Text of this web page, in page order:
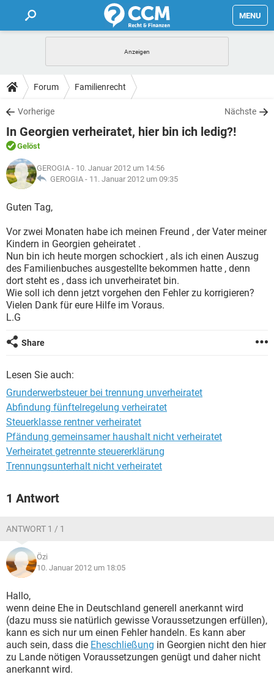
MENU
FORUM
TIPPS
LEXIKON
Forum Familienrecht
Vorherige Nächste
In Georgien verheiratet, hier bin ich ledig?!
Gelöst
GEROGIA - 10. Januar 2012 um 14:56
GEROGIA - 11. Januar 2012 um 09:35
Guten Tag,
Vor zwei Monaten habe ich meinen Freund , der Vater meiner
Kindern in Georgien geheiratet .
Nun bin ich heute morgen schockiert , als ich einen Auszug
des Familienbuches ausgestellte bekommen hatte , denn
dort steht es , dass ich unverheiratet bin.
Wie soll ich denn jetzt vorgehen den Fehler zu korrigieren?
Vielen Dank für eure Hilfe im Voraus.
L.G
Share
Lesen Sie auch:
Grunderwerbsteuer bei trennung unverheiratet
Abfindung fünftelregelung verheiratet
Steuerklasse rentner verheiratet
Pfändung gemeinsamer haushalt nicht verheiratet
Verheiratet getrennte steuererklärung
Trennungsunterhalt nicht verheiratet
1 Antwort
ANTWORT 1 / 1
Özi
10. Januar 2012 um 18:05
Hallo,
wenn deine Ehe in Deutschland generell anerkannt wird
(dazu muss sie natürlich gewisse Voraussetzungen erfüllen),
kann es sich nur um einen Fehler handeln. Es kann aber
auch sein, dass die Eheschließung in Georgien nicht den hier
zu Lande nötigen Voraussetzungen genügt und daher nicht
anerkannt wird.